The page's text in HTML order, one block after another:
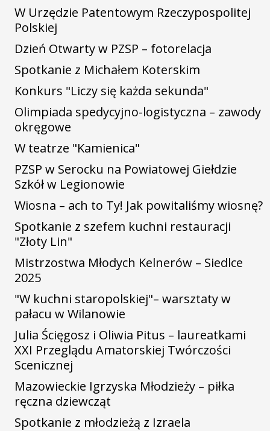
W Urzędzie Patentowym Rzeczypospolitej
Polskiej
Dzień Otwarty w PZSP – fotorelacja
Spotkanie z Michałem Koterskim
Konkurs "Liczy się każda sekunda"
Olimpiada spedycyjno-logistyczna – zawody
okręgowe
W teatrze "Kamienica"
PZSP w Serocku na Powiatowej Giełdzie
Szkół w Legionowie
Wiosna – ach to Ty! Jak powitaliśmy wiosnę?
Spotkanie z szefem kuchni restauracji
"Złoty Lin"
Mistrzostwa Młodych Kelnerów – Siedlce
2025
"W kuchni staropolskiej"– warsztaty w
pałacu w Wilanowie
Julia Ścięgosz i Oliwia Pitus – laureatkami
XXI Przeglądu Amatorskiej Twórczości
Scenicznej
Mazowieckie Igrzyska Młodzieży – piłka
ręczna dziewcząt
Spotkanie z młodzieżą z Izraela